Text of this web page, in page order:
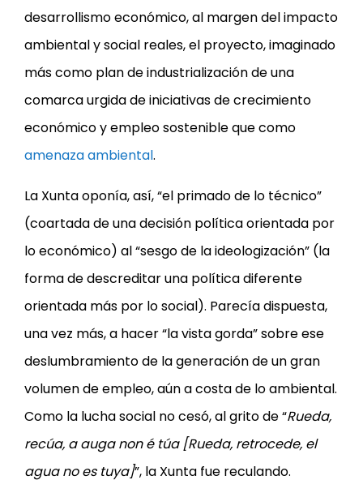
desarrollismo económico, al margen del impacto
ambiental y social reales, el proyecto, imaginado
más como plan de industrialización de una
comarca urgida de iniciativas de crecimiento
económico y empleo sostenible que como
amenaza ambiental.
La Xunta oponía, así, “el primado de lo técnico”
(coartada de una decisión política orientada por
lo económico) al “sesgo de la ideologización” (la
forma de descreditar una política diferente
orientada más por lo social). Parecía dispuesta,
una vez más, a hacer “la vista gorda” sobre ese
deslumbramiento de la generación de un gran
volumen de empleo, aún a costa de lo ambiental.
Como la lucha social no cesó, al grito de “Rueda,
recúa, a auga non é túa [Rueda, retrocede, el
agua no es tuya]”, la Xunta fue reculando.